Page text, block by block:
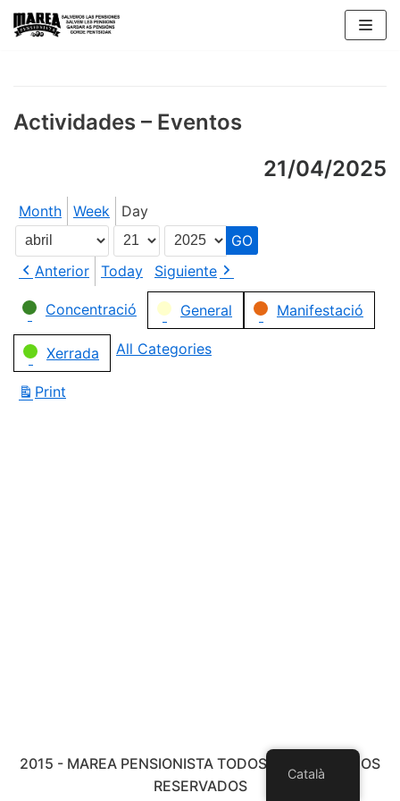
Skip
Actividades – Eventos
21/04/2025
Month Week Day
Month
Day
Year
Anterior
Today
Siguiente
Categories
Concentració General Manifestació
Xerrada All Categories
Print
2015 - MAREA PENSIONISTA TODOS LOS DERECHOS
RESERVADOS
Català